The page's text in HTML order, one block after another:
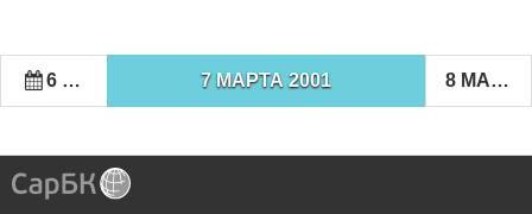
6 МАРТА 2001 7 МАРТА 2001 8 МАРТА 2001